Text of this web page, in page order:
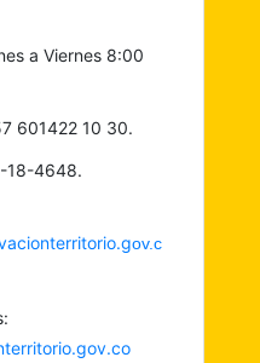
a Viernes 8:00
601422 10 30.
18-4648.
ov.c